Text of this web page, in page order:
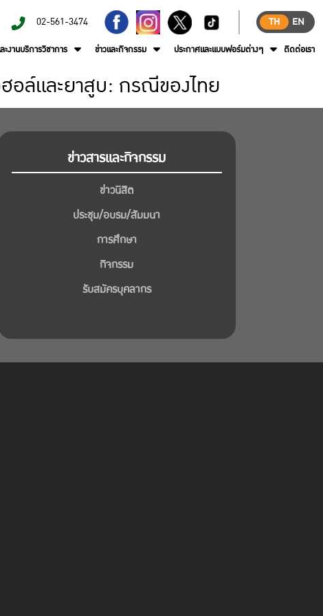
02-561-3474 TH
EN
ะงานบริการวิชาการ ข่าวและกิจกรรม ประกาศและแบบฟอร์มต่างๆ ติดต่อเรา
อล์และยาสูบ: กรณีของไทย
ข่าวสารและกิจกรรม
ข่าวนิสิต
ประชุม/อบรม/สัมมนา
การศึกษา
กิจกรรม
รับสมัครบุคลากร